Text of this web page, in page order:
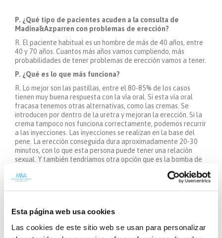
Esta página web usa cookies
Las cookies de este sitio web se usan para personalizar
P. ¿Qué tipo de pacientes acuden a la consulta de
Madina&Azparren con problemas de erección?
R. El paciente habitual es un hombre de más de 40 años, entre
40 y 70 años. Cuantos más años vamos cumpliendo, más
probabilidades de tener problemas de erección vamos a tener.
P. ¿Qué es lo que más funciona?
R. Lo mejor son las pastillas, entre el 80-85% de los casos
tienen muy buena respuesta con la vía oral. Si esta vía oral
fracasa tenemos otras alternativas, como las cremas. Se
introducen por dentro de la uretra y mejoran la erección. Si la
crema tampoco nos funciona correctamente, podemos recurrir
a las inyecciones. Las inyecciones se realizan en la base del
pene. La erección conseguida dura aproximadamente 20-30
minutos, con lo que esta persona puede tener una relación
sexual. Y también tendríamos otra opción que es la bomba de
paciente la tiene en su casa, funciona con un mecanismo
mecánico, introducimos dentro el pene y pulsando en la
opción está pensada sobre todo para personas con una
P. En la consulta disponen de una técnica conocida como